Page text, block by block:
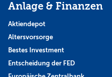
Anlage & Finanzen
Aktiendepot
Altersvorsorge
Bestes Investment
Entscheidung der FED